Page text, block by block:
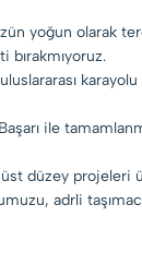
yoğun olarak
karayolu
ile
üst düzey
adrli